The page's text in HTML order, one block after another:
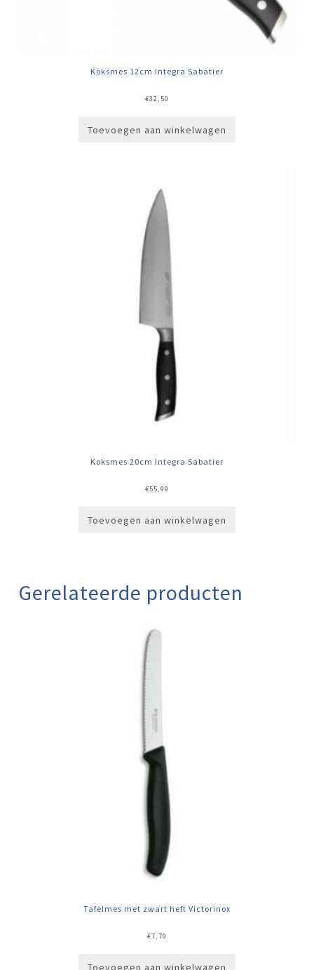
Koksmes 12cm Integra Sabatier
€32,50
Toevoegen aan winkelwagen
Koksmes 20cm Integra Sabatier
€55,99
Toevoegen aan winkelwagen
Gerelateerde producten
Tafelmes met zwart heft Victorinox
€7,70
Toevoegen aan winkelwagen